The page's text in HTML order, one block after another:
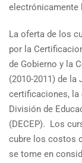
electrónicamente
La oferta de los
por la
de Gobierno y la
(2010-2011) de
certificaciones, la
División de
(DECEP). Los
cubre los costos
se tome en